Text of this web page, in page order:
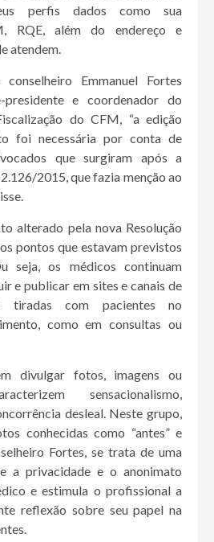
perfis dados como sua
RQE, além do endereço e
atendem.
Emmanuel Fortes
presidente e coordenador do
do CFM, “a edição
foi necessária por conta de
que surgiram após a
2015, que fazia menção ao
alterado pela nova Resolução
pontos que estavam previstos
seja, os médicos continuam
e publicar em sites e canais de
tiradas com pacientes no
como em consultas ou
divulgar fotos, imagens ou
sensacionalismo,
desleal. Neste grupo,
conhecidas como “antes” e
Fortes, se trata de uma
a privacidade e o anonimato
e estimula o profissional a
reflexão sobre seu papel na